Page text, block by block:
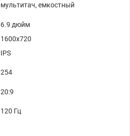
мультитач, емкостный
6.9 дюйм
1600x720
IPS
254
20:9
120 Гц